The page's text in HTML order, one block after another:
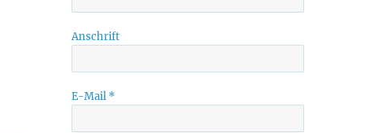
Anschrift
E-Mail *